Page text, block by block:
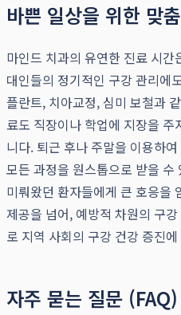
바쁜 일상을 위한 맞
마인드 치과의 유연한 진료 시
대인들의 정기적인 구강 관리에
플란트, 치아교정, 심미 보철과
료도 직장이나 학업에 지장을
니다. 퇴근 후나 주말을 이용하
모든 과정을 원스톱으로 받을
미뤄왔던 환자들에게 큰 호응을
제공을 넘어, 예방적 차원의 구
로 지역 사회의 구강 건강 증진
자주 묻는 질문 (FAQ)